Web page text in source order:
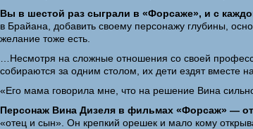
Вы в шестой раз сыграли в «Форсаже», и с
в Брайана, добавить своему персонажу глубины,
желание тоже есть.
…Несмотря на сложные отношения со своей
собираются за одним столом, их дети ездят вместе
«Его мама говорила мне, что на решение Вина
Персонаж Вина Дизеля в фильмах «Форсаж» —
«отец и сын». Он крепкий орешек и мало кому